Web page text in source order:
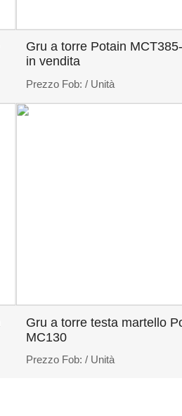
Gru a torre Potain
in vendita
Prezzo Fob: / Unità
Gru a torre testa martello
MC130
Prezzo Fob: / Unità